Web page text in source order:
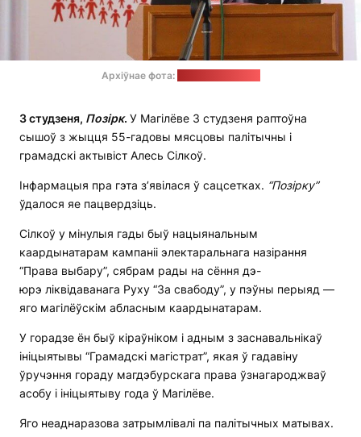
Архіўнае фота:
3 студзеня, Позірк. У Магілёве 3 студзеня раптоўна
сышоў з жыцця 55-гадовы мясцовы палітычны і
грамадскі актывіст Алесь Сілкоў.
Інфармацыя пра гэта з’явілася ў сацсетках. “Позірку”
ўдалося яе пацвердзіць.
Сілкоў у мінулыя гады быў нацыянальным
каардынатарам кампаніі электаральнага назірання
“Права выбару”, сябрам рады на сёння дэ-
юрэ ліквідаванага Руху “За свабоду”, у пэўны перыяд —
яго магілёўскім абласным каардынатарам.
У горадзе ён быў кіраўніком і адным з заснавальнікаў
ініцыятывы “Грамадскі магістрат”, якая ў гадавіну
ўручэння гораду магдэбурскага права ўзнагароджваў
асобу і ініцыятыву года ў Магілёве.
Яго неаднаразова затрымлівалі па палітычных матывах.